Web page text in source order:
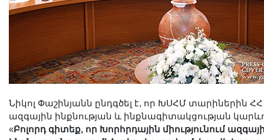
Նիկոլ Փաշինյանն ընդգծել է, որ ԽՍՀՄ տարիներին
ազգային ինքնության և ինքնագիտակցության
«Բոլորդ գիտեք, որ Խորհրդային միությունում